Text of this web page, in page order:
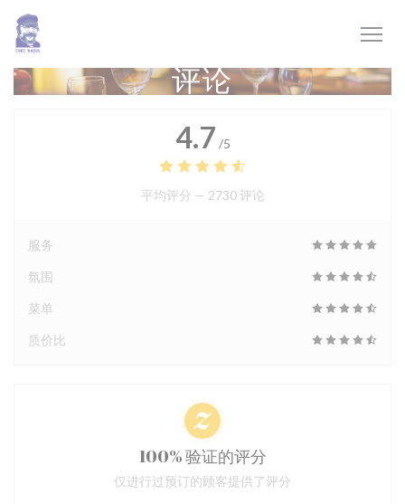
Cookie管理面板
评论
4.7 /5
平均评分 — 2730 评论
服务
氛围
菜单
质价比
100% 验证的评分
仅进行过预订的顾客提供了评分